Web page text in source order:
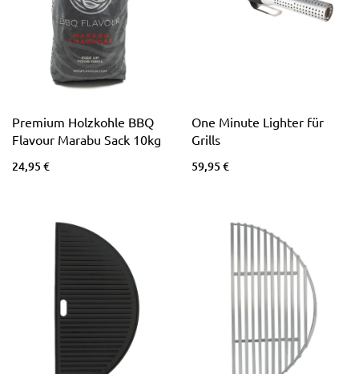
Premium Holzkohle BBQ
Flavour Marabu Sack 10kg
24,95 €
One Minute Lighter für
Grills
59,95 €